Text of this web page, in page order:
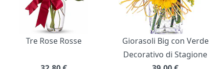
Tre Rose Rosse
Giorasoli Big con Verde
Decorativo di Stagione